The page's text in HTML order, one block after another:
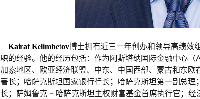
Kairat Kelimbetov博士拥有近三十年创办和领导高绩效
职的经验。他的经历包括：作为阿斯塔纳国际金融中心
加索地区、欧亚经济联盟、中东、中国西部、蒙古和东
署长；哈萨克斯坦国家银行行长；哈萨克斯坦第一副总
长；萨姆鲁克 - 哈萨克斯坦主权财富基金首席执行官；